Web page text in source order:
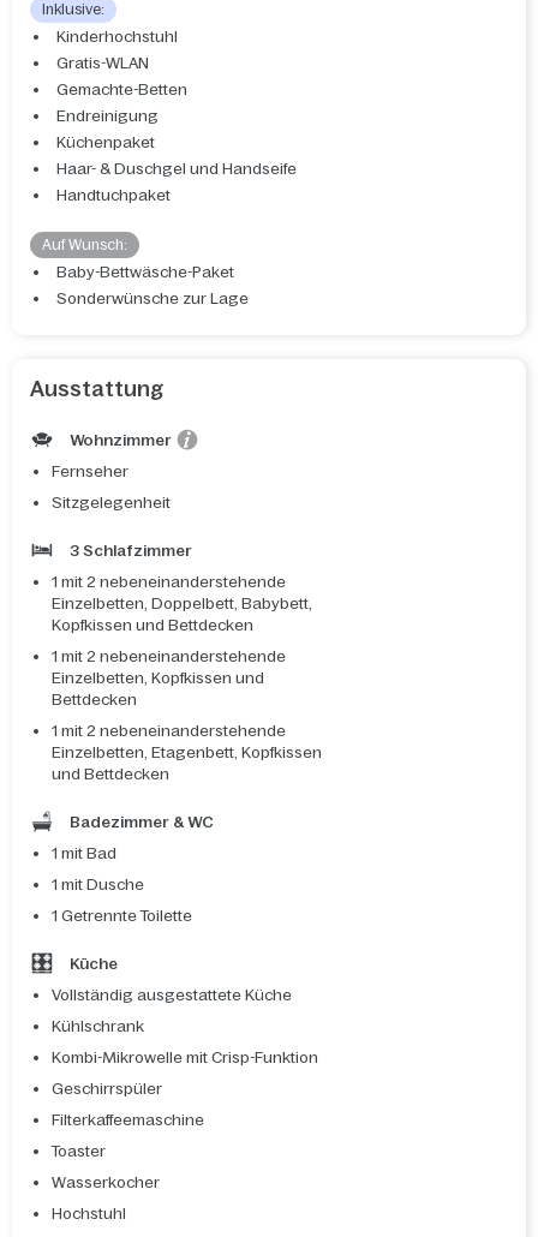
Inklusive:
Kinderhochstuhl
Gratis-WLAN
Gemachte-Betten
Endreinigung
Küchenpaket
Haar- & Duschgel und Handseife
Handtuchpaket
Auf Wunsch:
Baby-Bettwäsche-Paket
Sonderwünsche zur Lage
Ausstattung
Wohnzimmer
Fernseher
Sitzgelegenheit
3 Schlafzimmer
1 mit 2 nebeneinanderstehende
Einzelbetten, Doppelbett, Babybett,
Kopfkissen und Bettdecken
1 mit 2 nebeneinanderstehende
Einzelbetten, Kopfkissen und
Bettdecken
1 mit 2 nebeneinanderstehende
Einzelbetten, Etagenbett, Kopfkissen
und Bettdecken
Badezimmer & WC
1 mit Bad
1 mit Dusche
1 Getrennte Toilette
Küche
Vollständig ausgestattete Küche
Kühlschrank
Kombi-Mikrowelle mit Crisp-Funktion
Geschirrspüler
Filterkaffeemaschine
Toaster
Wasserkocher
Hochstuhl